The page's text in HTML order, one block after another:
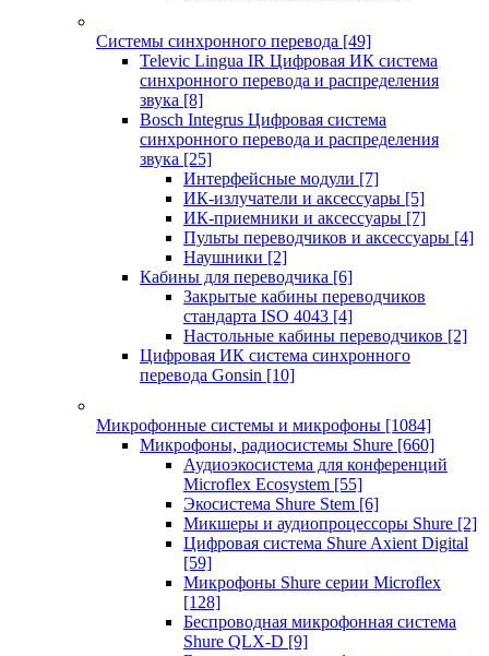
Системы синхронного перевода [49]
Televic Lingua IR Цифровая ИК система
синхронного перевода и распределения
звука [8]
Bosch Integrus Цифровая система
синхронного перевода и распределения
звука [25]
Интерфейсные модули [7]
ИК-излучатели и аксессуары [5]
ИК-приемники и аксессуары [7]
Пульты переводчиков и аксессуары [4]
Наушники [2]
Кабины для переводчика [6]
Закрытые кабины переводчиков
стандарта ISO 4043 [4]
Настольные кабины переводчиков [2]
Цифровая ИК система синхронного
перевода Gonsin [10]
Микрофонные системы и микрофоны [1084]
Микрофоны, радиосистемы Shure [660]
Аудиоэкосистема для конференций
Microflex Ecosystem [55]
Экосистема Shure Stem [6]
Микшеры и аудиопроцессоры Shure [2]
Цифровая система Shure Axient Digital
[59]
Микрофоны Shure серии Microflex
[128]
Беспроводная микрофонная система
Shure QLX-D [9]